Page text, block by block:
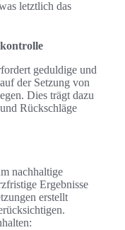
letztlich das
geduldige und
der Setzung von
Dies trägt dazu
Rückschläge
nachhaltige
Ergebnisse
erstellt